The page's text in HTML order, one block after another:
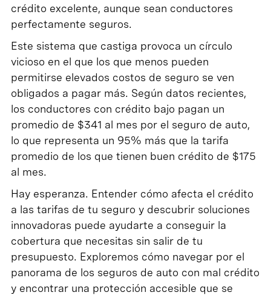
crédito excelente, aunque sean conductores
perfectamente seguros.
Este sistema que castiga provoca un círculo
vicioso en el que los que menos pueden
permitirse elevados costos de seguro se ven
obligados a pagar más. Según datos recientes,
los conductores con crédito bajo pagan un
promedio de $341 al mes por el seguro de auto,
lo que representa un 95% más que la tarifa
promedio de los que tienen buen crédito de $175
al mes.
Hay esperanza. Entender cómo afecta el crédito
a las tarifas de tu seguro y descubrir soluciones
innovadoras puede ayudarte a conseguir la
cobertura que necesitas sin salir de tu
presupuesto. Exploremos cómo navegar por el
panorama de los seguros de auto con mal crédito
y encontrar una protección accesible que se